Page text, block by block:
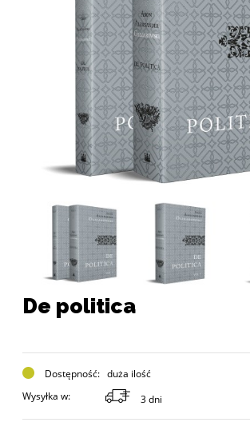
De politica
Dostępność: duża ilość
Wysyłka w:
3 dni